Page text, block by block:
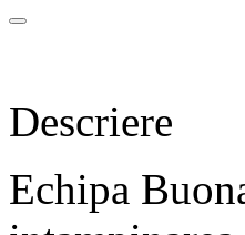
Descriere
Echipa